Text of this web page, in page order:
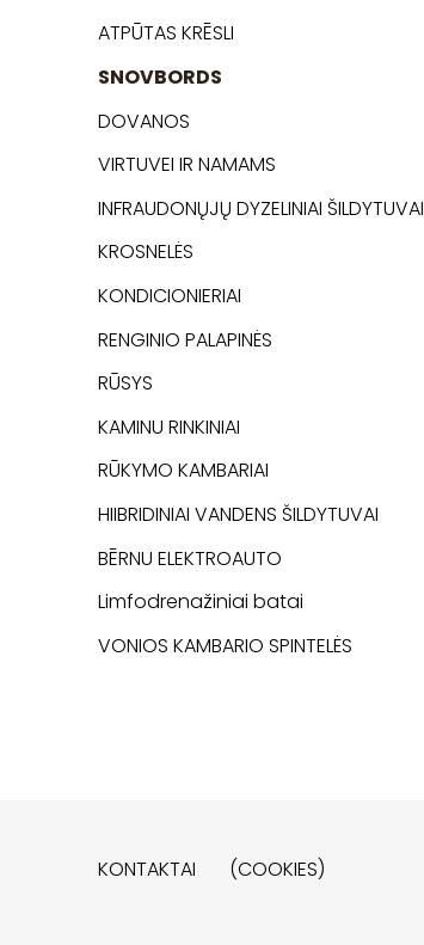
ATPŪTAS KRĒSLI
SNOVBORDS
DOVANOS
VIRTUVEI IR NAMAMS
INFRAUDONŲJŲ DYZELINIAI ŠILDYTUVAI
KROSNELĖS
KONDICIONIERIAI
RENGINIO PALAPINĖS
RŪSYS
KAMINU RINKINIAI
RŪKYMO KAMBARIAI
HIIBRIDINIAI VANDENS ŠILDYTUVAI
BĒRNU ELEKTROAUTO
Limfodrenažiniai batai
VONIOS KAMBARIO SPINTELĖS
KONTAKTAI (COOKIES)